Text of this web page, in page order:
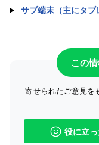
サブ端末（主にタブ
この
寄せられたご意見を
役に立